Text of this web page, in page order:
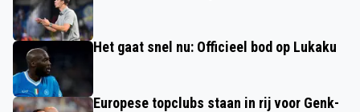
Het gaat snel nu: Officieel bod op Lukaku
Europese topclubs staan in rij voor Genk-